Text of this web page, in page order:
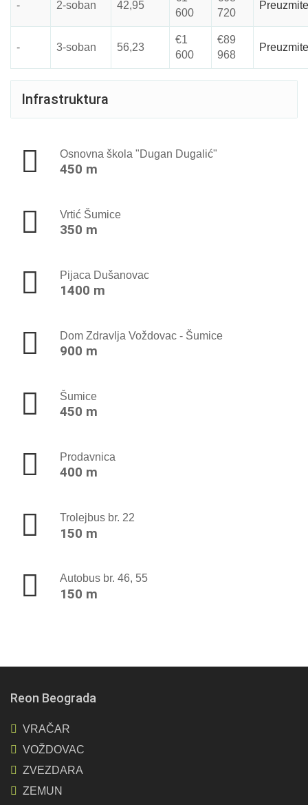
- 2-soban 42,95
600
720
Preuzmite
- 3-soban 56,23
€1
600
€89
968
Preuzmite
Infrastruktura
Osnovna škola "Dugan Dugalić"
450 m
Vrtić Šumice
350 m
Pijaca Dušanovac
1400 m
Dom Zdravlja Voždovac - Šumice
900 m
Šumice
450 m
Prodavnica
400 m
Trolejbus br. 22
150 m
Autobus br. 46, 55
150 m
Reon Beograda
VRAČAR
VOŽDOVAC
ZVEZDARA
ZEMUN